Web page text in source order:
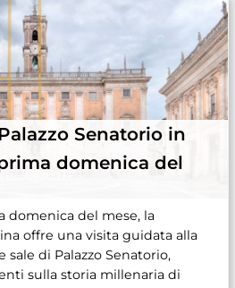
Senatorio in
domenica del
domenica del mese, la
offre una visita guidata alla
di Palazzo Senatorio,
sulla storia millenaria di